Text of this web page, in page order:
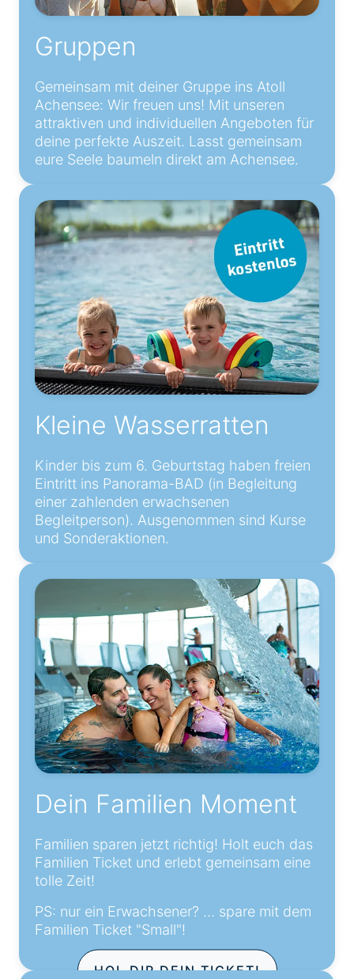
Gruppen
Gemeinsam mit deiner Gruppe ins Atoll
Achensee: Wir freuen uns! Mit unseren
attraktiven und individuellen Angeboten für
deine perfekte Auszeit. Lasst gemeinsam
eure Seele baumeln direkt am Achensee.
Kleine Wasserratten
Kinder bis zum 6. Geburtstag haben freien
Eintritt ins Panorama-BAD (in Begleitung
einer zahlenden erwachsenen
Begleitperson). Ausgenommen sind Kurse
und Sonderaktionen.
Dein Familien Moment
Familien sparen jetzt richtig! Holt euch das
Familien Ticket und erlebt gemeinsam eine
tolle Zeit!
PS: nur ein Erwachsener? ... spare mit dem
Familien Ticket "Small"!
HOL DIR DEIN TICKET!